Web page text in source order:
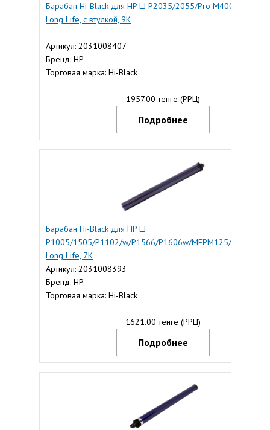
Барабан Hi-Black для HP LJ P2035/2055/Pro M400/401/
Long Life, с втулкой, 9K
Артикул: 2031008407
Бренд: HP
Торговая марка: Hi-Black
1957.00 тенге (РРЦ)
Подробнее
Барабан Hi-Black для HP LJ
P1005/1505/P1102/w/P1566/P1606w/MFPM125/127/201/
Long Life, 7K
Артикул: 2031008393
Бренд: HP
Торговая марка: Hi-Black
1621.00 тенге (РРЦ)
Подробнее